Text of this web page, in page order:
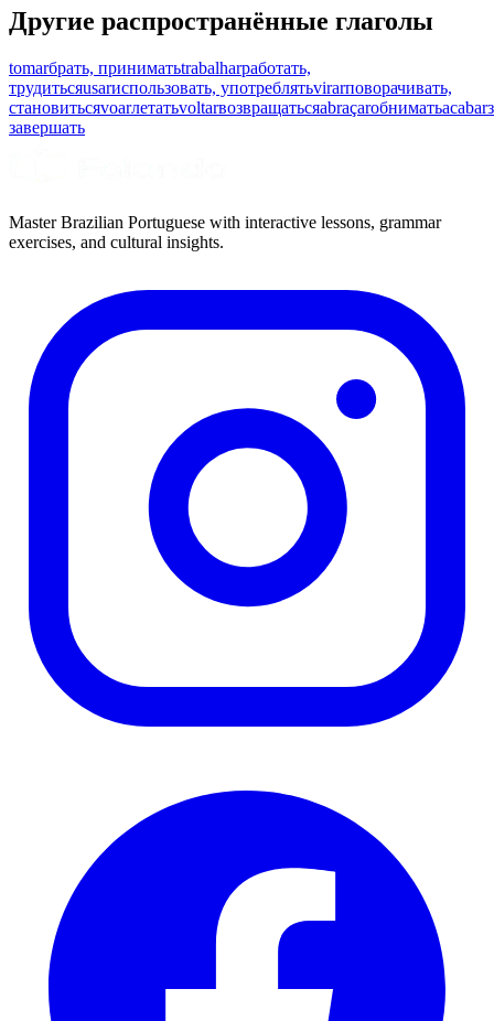
Другие распространённые глаголы
tomarбрать, приниматьtrabalharработать,
трудитьсяusarиспользовать, употреблятьvirarповорачивать,
становитьсяvoarлетатьvoltarвозвращатьсяabraçarобниматьacabar
завершать
Master Brazilian Portuguese with interactive lessons, grammar
exercises, and cultural insights.